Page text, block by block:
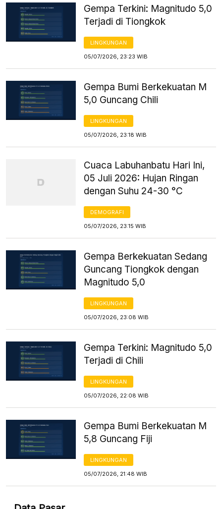
Gempa Terkini: Magnitudo 5,0
Terjadi di Tiongkok
LINGKUNGAN
05/07/2026, 23:23 WIB
Gempa Bumi Berkekuatan M
5,0 Guncang Chili
LINGKUNGAN
05/07/2026, 23:18 WIB
Cuaca Labuhanbatu Hari Ini,
05 Juli 2026: Hujan Ringan
dengan Suhu 24-30 °C
DEMOGRAFI
05/07/2026, 23:15 WIB
Gempa Berkekuatan Sedang
Guncang Tiongkok dengan
Magnitudo 5,0
LINGKUNGAN
05/07/2026, 23:08 WIB
Gempa Terkini: Magnitudo 5,0
Terjadi di Chili
LINGKUNGAN
05/07/2026, 22:08 WIB
Gempa Bumi Berkekuatan M
5,8 Guncang Fiji
LINGKUNGAN
05/07/2026, 21:48 WIB